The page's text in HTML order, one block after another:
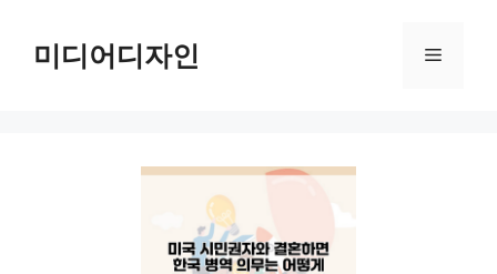
미디어디자인 메